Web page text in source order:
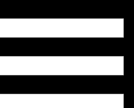
/ Accessoires